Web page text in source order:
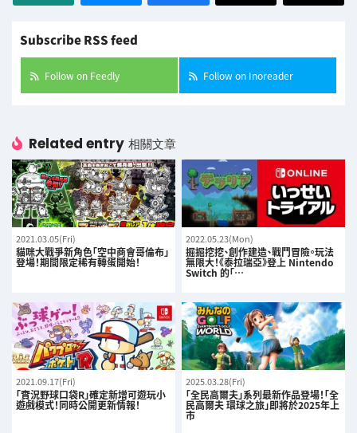
Subscribe RSS feed
Follow on Feedly Follow on Inoreader
Related entry 相關文章
2021.03.05(Fri)
貓咪大戰爭新角色「空中商會哥倫布」
登場！期間限定稀有轉蛋開始！
2022.05.23(Mon)
掘掘挖挖、創作建造、戰鬥冒險。玩法
無限大！《泰拉瑞亞》登上 Nintendo
Switch 的「…
2021.09.17(Fri)
「實況野球口袋R」確定新增可遊玩小
遊戲模式！同時公開更新情報！
2025.03.28(Fri)
「全民高爾夫」系列最新作品登場！「全
民高爾夫 環球之旅」即將於2025年上
市